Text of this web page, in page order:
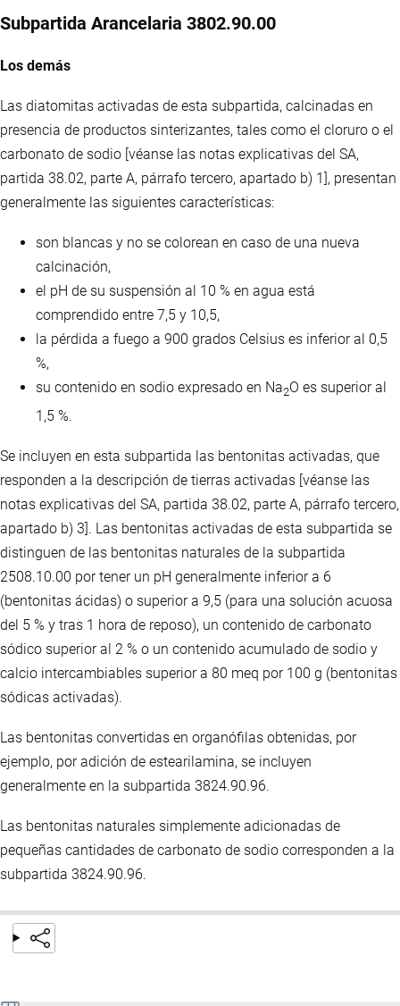
Subpartida Arancelaria 3802.90.00
Los demás
Las diatomitas activadas de esta subpartida, calcinadas en
presencia de productos sinterizantes, tales como el cloruro o el
carbonato de sodio [véanse las notas explicativas del SA,
partida 38.02, parte A, párrafo tercero, apartado b) 1], presentan
generalmente las siguientes características:
son blancas y no se colorean en caso de una nueva
calcinación,
el pH de su suspensión al 10 % en agua está
comprendido entre 7,5 y 10,5,
la pérdida a fuego a 900 grados Celsius es inferior al 0,5
%,
su contenido en sodio expresado en Na2O es superior al
1,5 %.
Se incluyen en esta subpartida las bentonitas activadas, que
responden a la descripción de tierras activadas [véanse las
notas explicativas del SA, partida 38.02, parte A, párrafo tercero,
apartado b) 3]. Las bentonitas activadas de esta subpartida se
distinguen de las bentonitas naturales de la subpartida
2508.10.00 por tener un pH generalmente inferior a 6
(bentonitas ácidas) o superior a 9,5 (para una solución acuosa
del 5 % y tras 1 hora de reposo), un contenido de carbonato
sódico superior al 2 % o un contenido acumulado de sodio y
calcio intercambiables superior a 80 meq por 100 g (bentonitas
sódicas activadas).
Las bentonitas convertidas en organófilas obtenidas, por
ejemplo, por adición de estearilamina, se incluyen
generalmente en la subpartida 3824.90.96.
Las bentonitas naturales simplemente adicionadas de
pequeñas cantidades de carbonato de sodio corresponden a la
subpartida 3824.90.96.